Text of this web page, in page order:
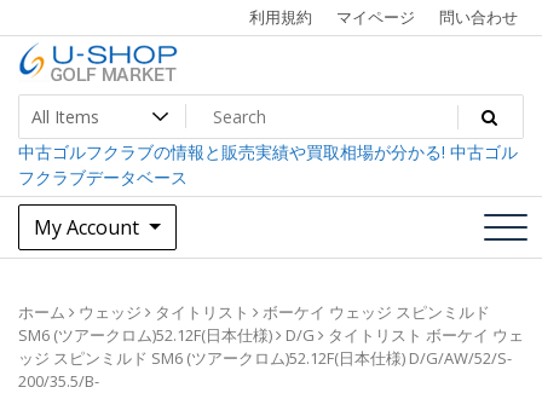
to
content
利用規約 マイページ 問い合わせ
U-SHOP Golf Market dev
中古ゴルフクラブ最大級！U-SHOPゴルフマーケット
中古ゴルフクラブの情報と販売実績や買取相場が分かる! 中古ゴル
フクラブデータベース
My Account
ホーム ウェッジ タイトリスト
ボーケイ ウェッジ スピンミルド
SM6 (ツアークロム)52.12F(日本仕様)
D/G
タイトリスト ボーケイ ウェ
ッジ スピンミルド SM6 (ツアークロム)52.12F(日本仕様) D/G/AW/52/S-
200/35.5/B-